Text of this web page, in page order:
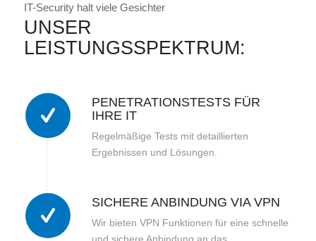
IT-Security halt viele Gesichter
UNSER
LEISTUNGSSPEKTRUM:
PENETRATIONSTESTS FÜR
IHRE IT
Regelmäßige Tests mit detaillierten
Ergebnissen und Lösungen.
SICHERE ANBINDUNG VIA VPN
Wir bieten VPN Funktionen für eine schnelle